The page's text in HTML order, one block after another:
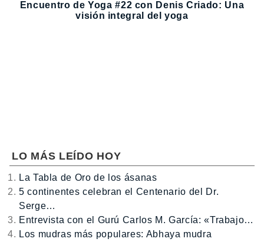
Encuentro de Yoga #22 con Denis Criado: Una
visión integral del yoga
LO MÁS LEÍDO HOY
La Tabla de Oro de los ásanas
5 continentes celebran el Centenario del Dr.
Serge…
Entrevista con el Gurú Carlos M. García: «Trabajo…
Los mudras más populares: Abhaya mudra